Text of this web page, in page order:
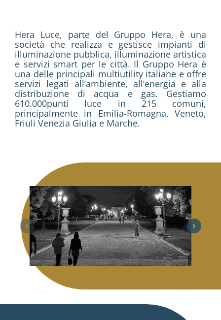
Hera Luce, parte del Gruppo Hera, è una
società che realizza e gestisce impianti di
illuminazione pubblica, illuminazione artistica
e servizi smart per le città. Il Gruppo Hera è
una delle principali multiutility italiane e offre
servizi legati all’ambiente, all’energia e alla
distribuzione di acqua e gas. Gestiamo
610.000punti luce in 215 comuni,
principalmente in Emilia-Romagna, Veneto,
Friuli Venezia Giulia e Marche.